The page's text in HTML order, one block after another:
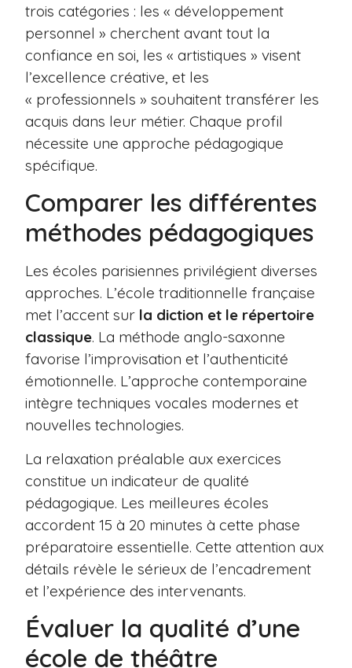
trois catégories : les « développement
personnel » cherchent avant tout la
confiance en soi, les « artistiques » visent
l’excellence créative, et les
« professionnels » souhaitent transférer les
acquis dans leur métier. Chaque profil
nécessite une approche pédagogique
spécifique.
Comparer les différentes
méthodes pédagogiques
Les écoles parisiennes privilégient diverses
approches. L’école traditionnelle française
met l’accent sur la diction et le répertoire
classique. La méthode anglo-saxonne
favorise l’improvisation et l’authenticité
émotionnelle. L’approche contemporaine
intègre techniques vocales modernes et
nouvelles technologies.
La relaxation préalable aux exercices
constitue un indicateur de qualité
pédagogique. Les meilleures écoles
accordent 15 à 20 minutes à cette phase
préparatoire essentielle. Cette attention aux
détails révèle le sérieux de l’encadrement
et l’expérience des intervenants.
Évaluer la qualité d’une
école de théâtre